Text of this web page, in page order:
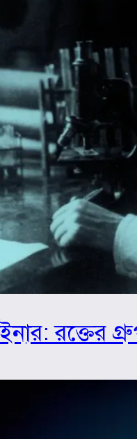
রক্তের